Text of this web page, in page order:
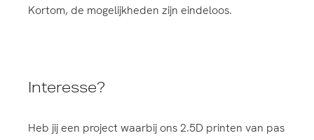
Kortom, de mogelijkheden zijn eindeloos.
Interesse?
Heb jij een project waarbij ons 2.5D printen van pas